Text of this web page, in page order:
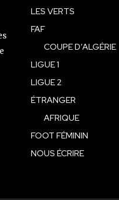
LES VERTS
FAF
COUPE D’ALGÉRIE
LIGUE 1
LIGUE 2
ÉTRANGER
AFRIQUE
FOOT FÉMININ
NOUS ÉCRIRE